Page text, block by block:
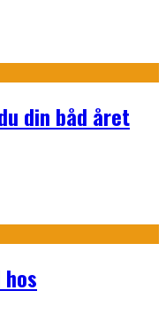
din båd året